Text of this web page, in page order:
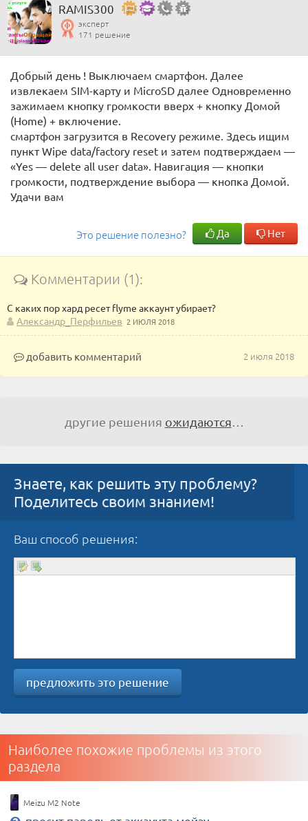
RAMIS300
эксперт
171 решение
Добрый день ! Выключаем смартфон. Далее
извлекаем SIM-карту и MicroSD далее Одновременно
зажимаем кнопку громкости вверх + кнопку Домой
(Home) + включение.
смартфон загрузится в Recovery режиме. Здесь ищим
пункт Wipe data/factory reset и затем подтверждаем —
«Yes — delete all user data». Навигация — кнопки
громкости, подтверждение выбора — кнопка Домой.
Удачи вам
Это решение полезно? Да Нет
Комментарии (1):
С каких пор хард ресет flyme аккаунт убирает?
Александр_Перфильев 2 ИЮЛЯ 2018
2 июля 2018
добавить комментарий
другие решения ожидаются
Знаете, как решить эту проблему?
Поделитесь своим знанием!
Ваш способ решения:
предложить это решение
Наиболее похожие проблемы из этого
раздела
Meizu M2 Note